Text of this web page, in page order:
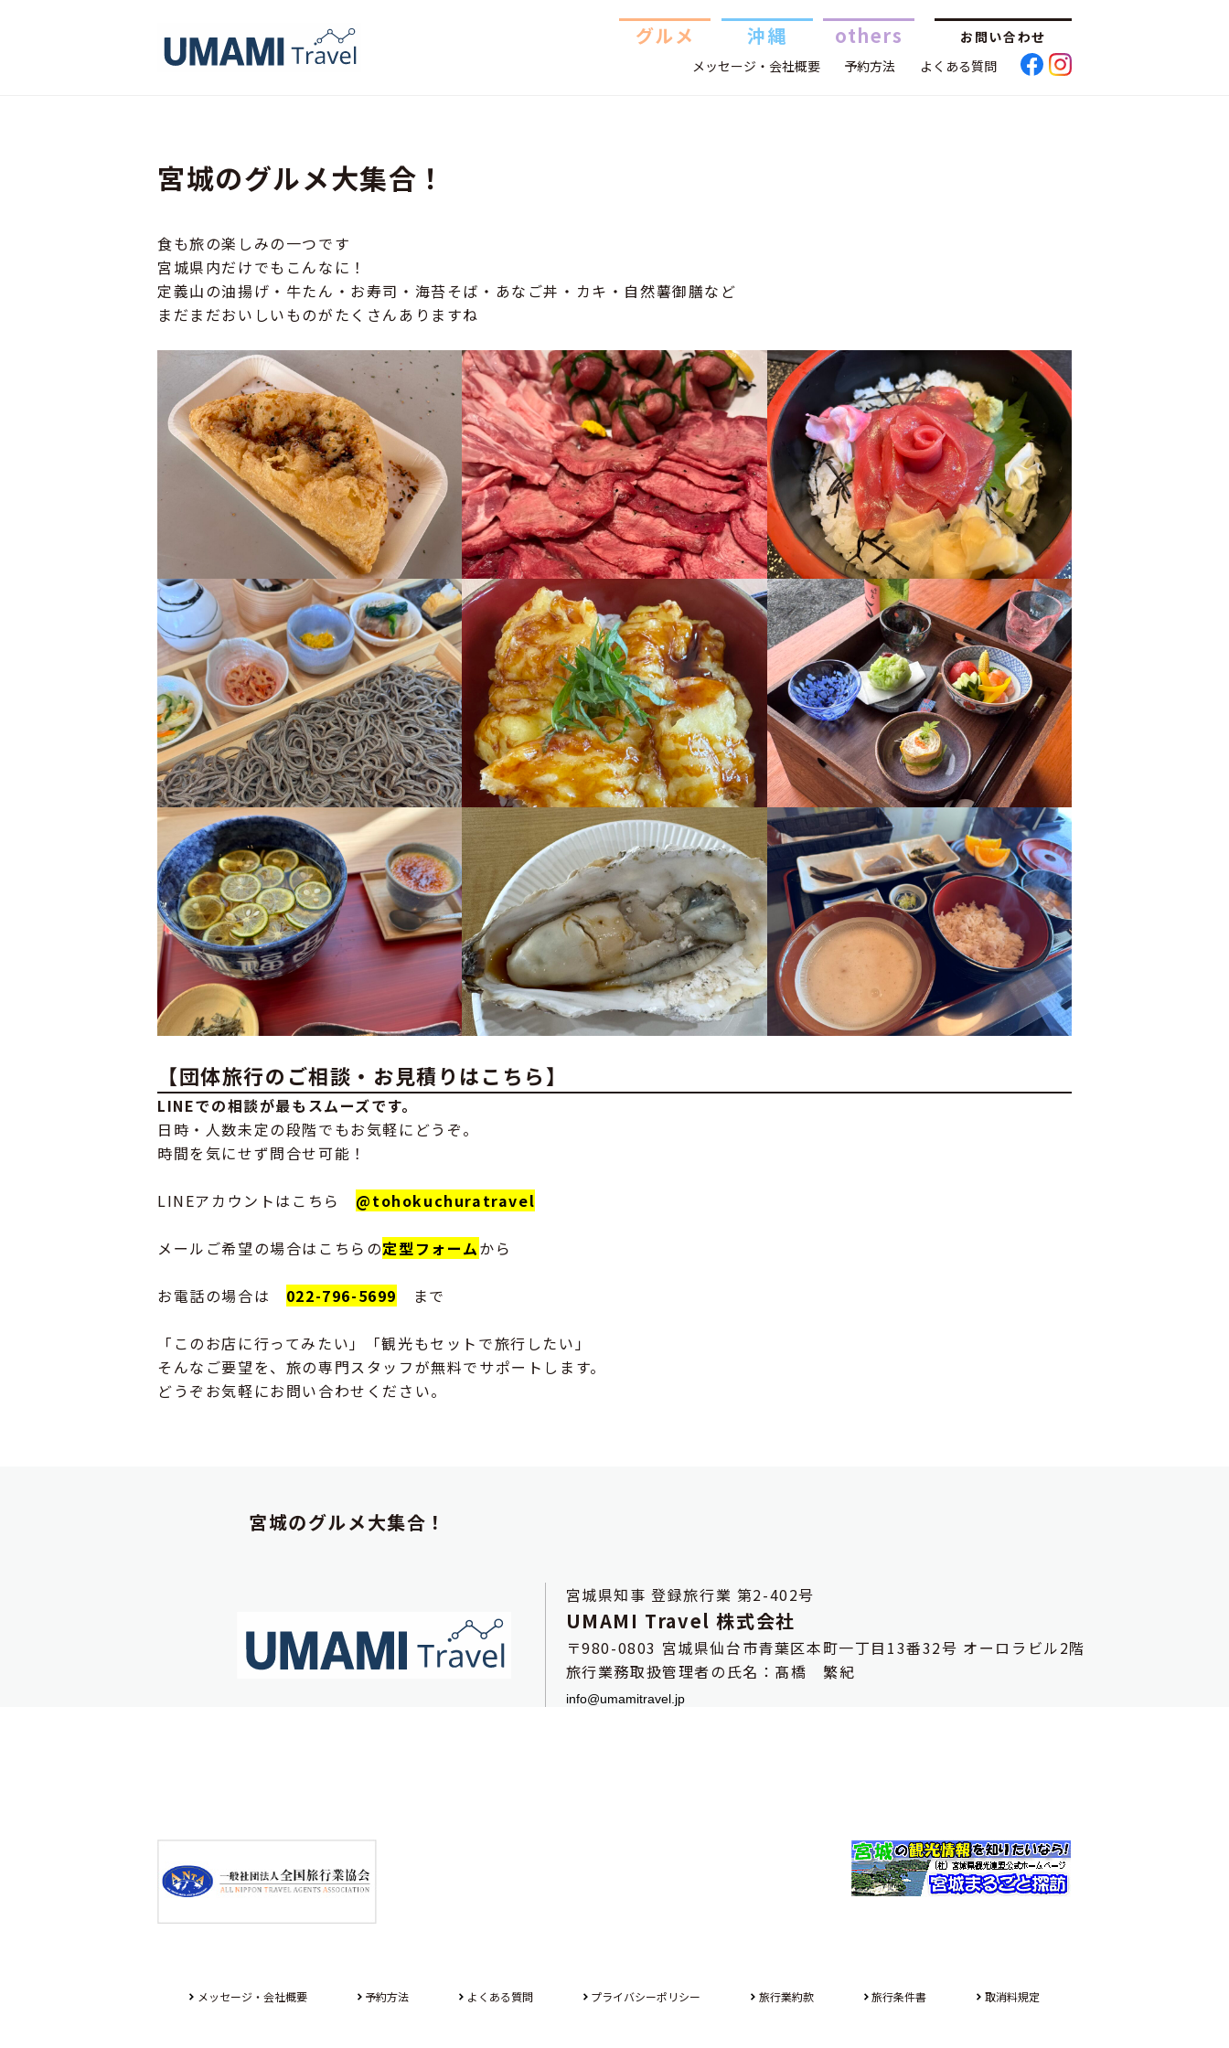
グルメ 沖縄 others
お問い合わせ
メッセージ・会社概要
予約方法
よくある質問
宮城のグルメ大集合！
食も旅の楽しみの一つです
宮城県内だけでもこんなに！
定義山の油揚げ・牛たん・お寿司・海苔そば・あなご丼・カキ・自然薯御膳など
まだまだおいしいものがたくさんありますね
【団体旅行のご相談・お見積りはこちら】
LINEでの相談が最もスムーズです。
日時・人数未定の段階でもお気軽にどうぞ。
時間を気にせず問合せ可能！
LINEアカウントはこちら @tohokuchuratravel
メールご希望の場合はこちらの定型フォームから
お電話の場合は 022-796-5699 まで
「このお店に行ってみたい」「観光もセットで旅行したい」
そんなご要望を、旅の専門スタッフが無料でサポートします。
どうぞお気軽にお問い合わせください。
宮城のグルメ大集合！
宮城県知事 登録旅行業 第2-402号
UMAMI Travel 株式会社
〒980-0803 宮城県仙台市青葉区本町一丁目13番32号 オーロラビル2階
旅行業務取扱管理者の氏名：髙橋 繁紀
メッセージ・会社概要 予約方法 よくある質問 プライバシーポリシー 旅行業約款 旅行条件書 取消料規定